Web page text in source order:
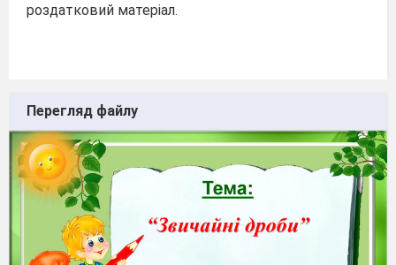
роздатковий матеріал.
Перегляд файлу